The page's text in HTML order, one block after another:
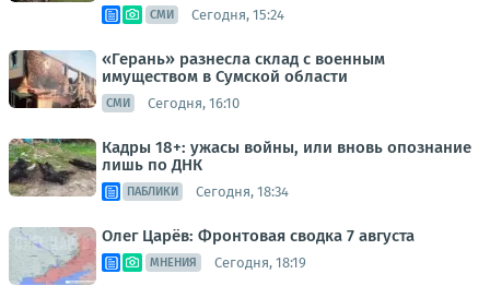
СМИ Сегодня, 15:24
«Герань» разнесла склад с военным
имуществом в Сумской области
СМИ Сегодня, 16:10
Кадры 18+: ужасы войны, или вновь опознание
лишь по ДНК
ПАБЛИКИ Сегодня, 18:34
Олег Царёв: Фронтовая сводка 7 августа
МНЕНИЯ Сегодня, 18:19